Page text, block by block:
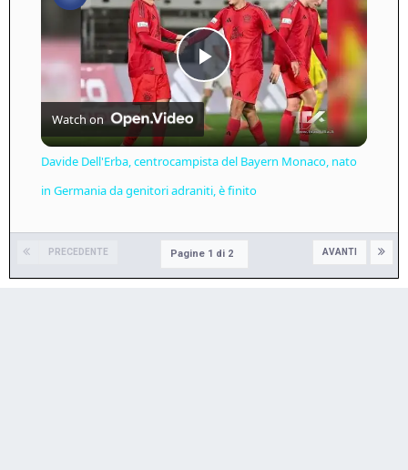
Play
Video
Watch on
Davide Dell'Erba, centrocampista del Bayern Monaco, nato
in Germania da genitori adraniti, è finito
PRECEDENTE AVANTI
Pagine 1 di 2